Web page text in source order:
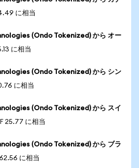
に相当
(Ondo Tokenized) から オー
に相当
(Ondo Tokenized) から シン
に相当
(Ondo Tokenized) から スイ
25.77 に相当
(Ondo Tokenized) から ブラ
に相当